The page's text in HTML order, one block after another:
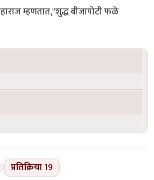
म्हणतात,"शुद्ध बीजापोटी फळे
प्रतिक्रिया19